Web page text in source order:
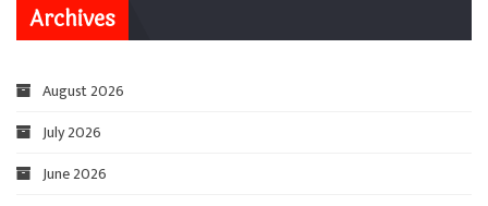
Archives
August 2026
July 2026
June 2026